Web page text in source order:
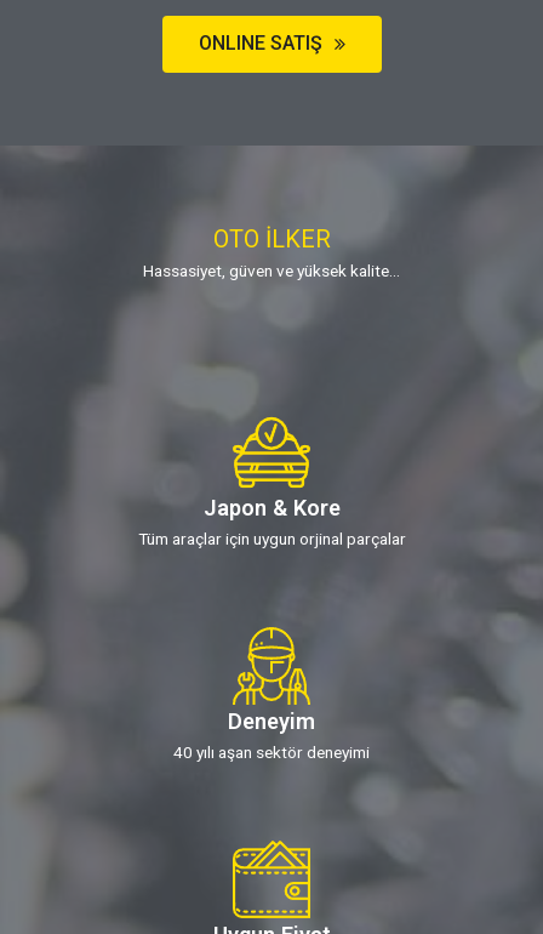
ONLINE SATIŞ
OTO İLKER
Hassasiyet, güven ve yüksek kalite...
Japon & Kore
Tüm araçlar için uygun orjinal parçalar
Deneyim
40 yılı aşan sektör deneyimi